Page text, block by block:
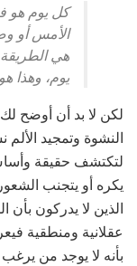
كل يوم هو
الأمس أو
هي
يوم، وهذا
لكن لا بد أن أوضح
النشوة وتمجيد
لتكتشف حقيقة
يكره أو يتجنب
الذين لا يدركون بأن
عقلانية ومنطقية
بأنه لا يوجد من يرغب